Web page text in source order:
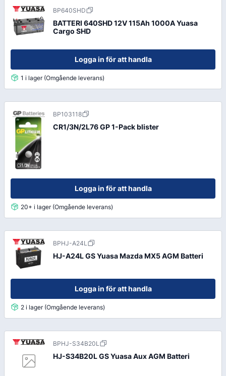
BP640SHD
BATTERI 640SHD 12V 115Ah 1000A Yuasa
Cargo SHD
Logga in för att handla
1 i lager (Omgående leverans)
BP103118
CR1/3N/2L76 GP 1-Pack blister
Logga in för att handla
20+ i lager (Omgående leverans)
BPHJ-A24L
HJ-A24L GS Yuasa Mazda MX5 AGM Batteri
Logga in för att handla
2 i lager (Omgående leverans)
BPHJ-S34B20L
HJ-S34B20L GS Yuasa Aux AGM Batteri